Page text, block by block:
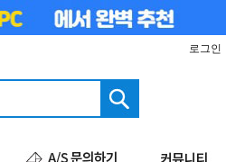
로그인